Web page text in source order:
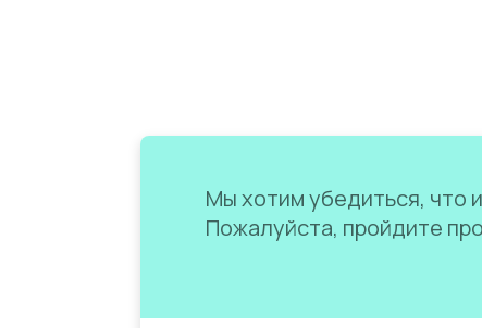
Мы хотим убедиться, что
Пожалуйста, пройдите